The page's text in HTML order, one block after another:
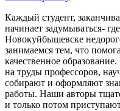
Каждый студент,
начинает задумываться-
Новокуйбышевске
занимаемся тем, что
качественное
на труды профессоров,
собирают и оформляют
работы. Наши авторы
и только потом